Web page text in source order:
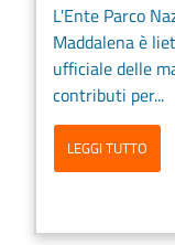
L'Ente Parco
Maddalena è
ufficiale delle
contributi per...
LEGGI TUTTO